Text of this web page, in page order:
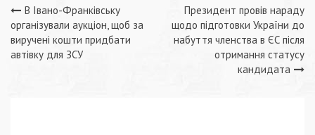
Навігація
записів
В Івано-Франківську
організували аукціон, щоб за
виручені кошти придбати
автівку для ЗСУ
Президент провів нараду
щодо підготовки України до
набуття членства в ЄС після
отримання статусу
кандидата